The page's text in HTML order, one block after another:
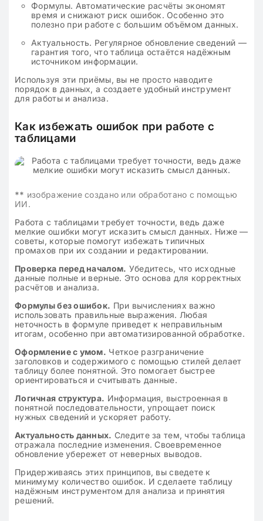
Формулы. Автоматические расчёты экономят
время и снижают риск ошибок. Особенно это
полезно при работе с большим объёмом данных.
Актуальность. Регулярное обновление сведений —
гарантия того, что таблица остаётся надёжным
источником информации.
Используя эти приёмы, вы не просто наводите
порядок в данных, а создаете удобный инструмент
для работы и анализа.
Как избежать ошибок при работе с
таблицами
** изображение создано или обработано с помощью
ИИ.
Работа с таблицами требует точности, ведь даже
мелкие ошибки могут исказить смысл данных. Ниже —
советы, которые помогут избежать типичных
промахов при их создании и редактировании.
Проверка перед началом. Убедитесь, что исходные
данные полные и верные. Это основа для корректных
расчётов и анализа.
Формулы без ошибок. При вычислениях важно
использовать правильные выражения. Любая
неточность в формуле приведет к неправильным
итогам, особенно при автоматизированной обработке.
Оформление с умом. Четкое разграничение
заголовков и содержимого с помощью стилей делает
таблицу более понятной. Это помогает быстрее
ориентироваться и считывать данные.
Логичная структура. Информация, выстроенная в
понятной последовательности, упрощает поиск
нужных сведений и ускоряет работу.
Актуальность данных. Следите за тем, чтобы таблица
отражала последние изменения. Своевременное
обновление убережет от неверных выводов.
Придерживаясь этих принципов, вы сведете к
минимуму количество ошибок. И сделаете таблицу
надёжным инструментом для анализа и принятия
решений.